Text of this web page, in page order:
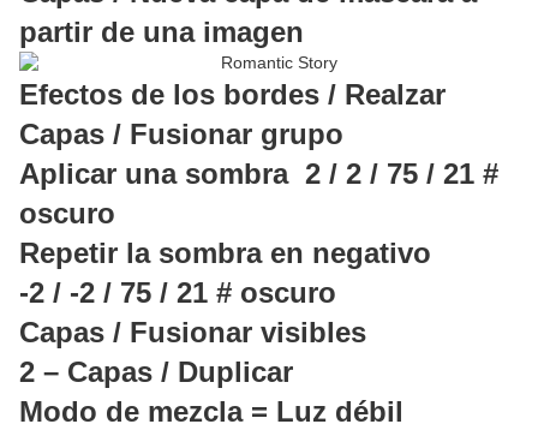
partir de una imagen
Efectos de los bordes / Realzar
Capas / Fusionar grupo
Aplicar una sombra 2 / 2 / 75 / 21 #
oscuro
Repetir la sombra en negativo
-2 / -2 / 75 / 21 # oscuro
Capas / Fusionar visibles
2 – Capas / Duplicar
Modo de mezcla = Luz débil